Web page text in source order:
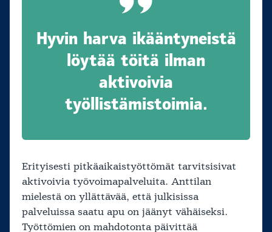
Hyvin harva ikääntyneistä
löytää töitä ilman
aktivoivia
työllistämistoimia.
Erityisesti pitkäaikaistyöttömät tarvitsisivat
aktivoivia työvoimapalveluita. Anttilan
mielestä on yllättävää, että julkisissa
palveluissa saatu apu on jäänyt vähäiseksi.
Työttömien on mahdotonta päivittää